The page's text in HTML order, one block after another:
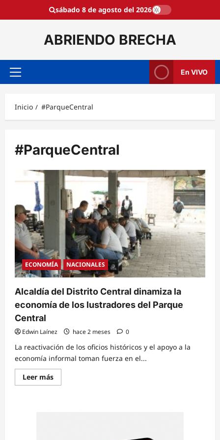
sábado 8 de agosto del 2026
ABRIENDO BRECHA
Menú
En VIVO
Inicio #ParqueCentral
#ParqueCentral
ECONOMÍA NACIONALES
Alcaldía del Distrito Central dinamiza la
economía de los lustradores del Parque
Central
Edwin Laínez hace 2 meses 0
La reactivación de los oficios históricos y el apoyo a la
economía informal toman fuerza en el...
Leer másRead
more